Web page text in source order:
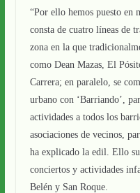
“Por ello hemos puesto en
consta de cuatro líneas de
zona en la que
como Dean Mazas, El
Carrera; en paralelo, se
urbano con ‘Barriando’,
actividades a todos los
asociaciones de vecinos,
ha explicado la edil. Ello
conciertos y actividades
Belén y San Roque.